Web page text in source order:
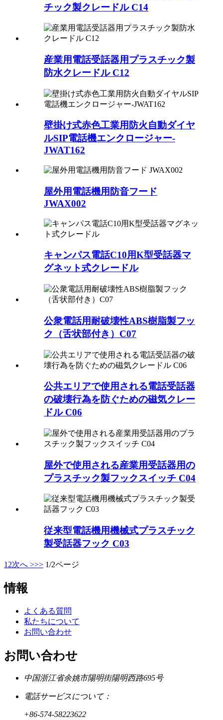
チック製クレードル C14
産業用電話受話器用プラスチック製
防水クレードル C12
壁掛け式赤色工業用防火自動ダイヤ
ルSIP電話機エンクロージャー-
JWAT162
屋外用電話機用防音フード
JWAX002
キャンパス電話C10用K型受話器マ
グネット式クレードル
公衆電話用耐破壊性ABS樹脂製フッ
ク（舌状部付き）C07
公共エリアで使用される電話受話器
の破壊行為を防ぐための磁気クレー
ドル C06
屋外で使用される産業用受話器用の
プラスチック製フックスイッチ C04
従来型電話機用機械式プラスチック
製受話器フック C03
1 2次へ >>> 1/2ページ
情報
よくある質問
私たちについて
お問い合わせ
お問い合わせ
中国浙江省余姚市陽明街陽明西路695号
電話サービスについて：
+86-574-58223622